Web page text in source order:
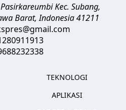
Pasirkareumbi Kec. Subang,
Barat,Indonesia41211
TEKNOLOGI
APLIKASI